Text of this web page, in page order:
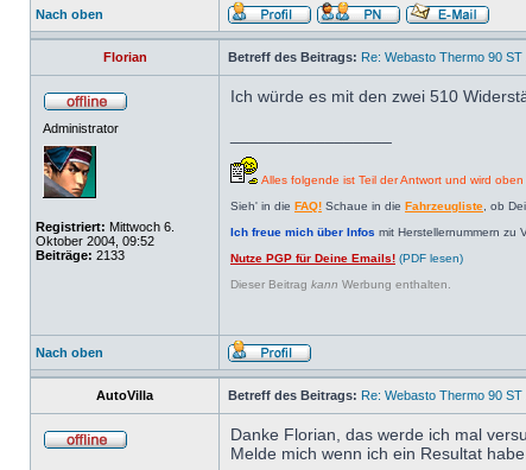
Nach oben
Florian Betreff des Beitrags: Re: Webasto Thermo 90
Administrator
Registriert: Mittwoch 6.
Oktober 2004, 09:52
Beiträge: 2133
Ich würde es mit den zwei 510
Alles folgende ist Teil der Antwort und wird
Sieh' in die FAQ! Schaue in die Fahrzeugliste , ob
Ich freue mich über Infos mit Herstellernummern zu
Nutze PGP für Deine Emails! (PDF lesen)
Dieser Beitrag kann Werbung enthalten.
Nach oben
AutoVilla Betreff des Beitrags: Re: Webasto Thermo 90
Danke Florian, das werde ich mal
Melde mich wenn ich ein Resultat habe.